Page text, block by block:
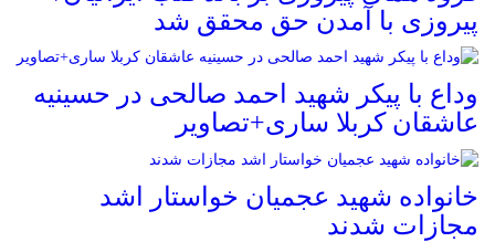
پیروزی با آمدن حق محقق شد
وداع با پیکر شهید احمد صالحی‌ در حسینیه
عاشقان کربلا ساری+تصاویر
خانواده شهید عجمیان خواستار اشد
مجازات شدند